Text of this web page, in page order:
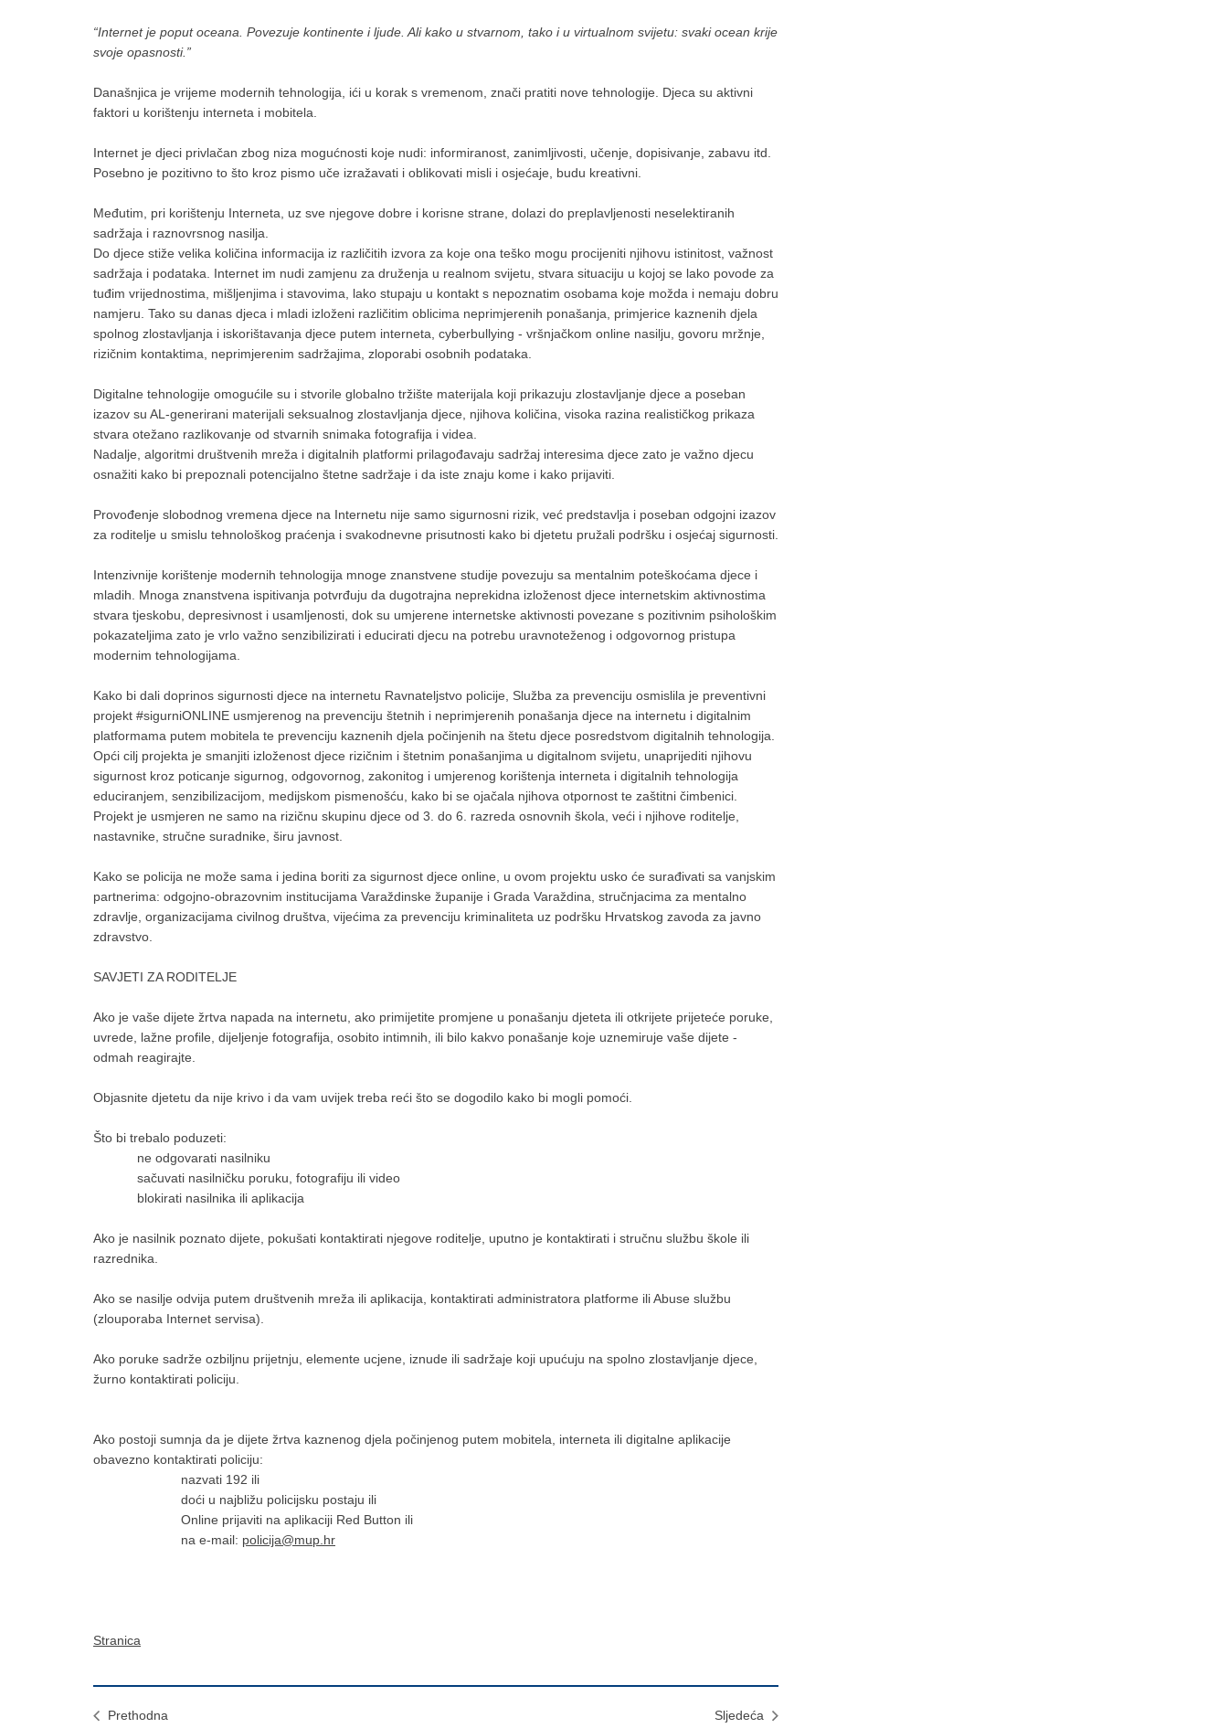
“Internet je poput oceana. Povezuje kontinente i ljude. Ali kako u stvarnom, tako i u virtualnom svijetu: svaki ocean krije
svoje opasnosti.”
Današnjica je vrijeme modernih tehnologija, ići u korak s vremenom, znači pratiti nove tehnologije. Djeca su aktivni
faktori u korištenju interneta i mobitela.
Internet je djeci privlačan zbog niza mogućnosti koje nudi: informiranost, zanimljivosti, učenje, dopisivanje, zabavu itd.
Posebno je pozitivno to što kroz pismo uče izražavati i oblikovati misli i osjećaje, budu kreativni.
Međutim, pri korištenju Interneta, uz sve njegove dobre i korisne strane, dolazi do preplavljenosti neselektiranih
sadržaja i raznovrsnog nasilja.
Do djece stiže velika količina informacija iz različitih izvora za koje ona teško mogu procijeniti njihovu istinitost, važnost
sadržaja i podataka. Internet im nudi zamjenu za druženja u realnom svijetu, stvara situaciju u kojoj se lako povode za
tuđim vrijednostima, mišljenjima i stavovima, lako stupaju u kontakt s nepoznatim osobama koje možda i nemaju dobru
namjeru. Tako su danas djeca i mladi izloženi različitim oblicima neprimjerenih ponašanja, primjerice kaznenih djela
spolnog zlostavljanja i iskorištavanja djece putem interneta, cyberbullying - vršnjačkom online nasilju, govoru mržnje,
rizičnim kontaktima, neprimjerenim sadržajima, zloporabi osobnih podataka.
Digitalne tehnologije omogućile su i stvorile globalno tržište materijala koji prikazuju zlostavljanje djece a poseban
izazov su AL-generirani materijali seksualnog zlostavljanja djece, njihova količina, visoka razina realističkog prikaza
stvara otežano razlikovanje od stvarnih snimaka fotografija i videa.
Nadalje, algoritmi društvenih mreža i digitalnih platformi prilagođavaju sadržaj interesima djece zato je važno djecu
osnažiti kako bi prepoznali potencijalno štetne sadržaje i da iste znaju kome i kako prijaviti.
Provođenje slobodnog vremena djece na Internetu nije samo sigurnosni rizik, već predstavlja i poseban odgojni izazov
za roditelje u smislu tehnološkog praćenja i svakodnevne prisutnosti kako bi djetetu pružali podršku i osjećaj sigurnosti.
Intenzivnije korištenje modernih tehnologija mnoge znanstvene studije povezuju sa mentalnim poteškoćama djece i
mladih. Mnoga znanstvena ispitivanja potvrđuju da dugotrajna neprekidna izloženost djece internetskim aktivnostima
stvara tjeskobu, depresivnost i usamljenosti, dok su umjerene internetske aktivnosti povezane s pozitivnim psihološkim
pokazateljima zato je vrlo važno senzibilizirati i educirati djecu na potrebu uravnoteženog i odgovornog pristupa
modernim tehnologijama.
Kako bi dali doprinos sigurnosti djece na internetu Ravnateljstvo policije, Služba za prevenciju osmislila je preventivni
projekt #sigurniONLINE usmjerenog na prevenciju štetnih i neprimjerenih ponašanja djece na internetu i digitalnim
platformama putem mobitela te prevenciju kaznenih djela počinjenih na štetu djece posredstvom digitalnih tehnologija.
Opći cilj projekta je smanjiti izloženost djece rizičnim i štetnim ponašanjima u digitalnom svijetu, unaprijediti njihovu
sigurnost kroz poticanje sigurnog, odgovornog, zakonitog i umjerenog korištenja interneta i digitalnih tehnologija
educiranjem, senzibilizacijom, medijskom pismenošću, kako bi se ojačala njihova otpornost te zaštitni čimbenici.
Projekt je usmjeren ne samo na rizičnu skupinu djece od 3. do 6. razreda osnovnih škola, veći i njihove roditelje,
nastavnike, stručne suradnike, širu javnost.
Kako se policija ne može sama i jedina boriti za sigurnost djece online, u ovom projektu usko će surađivati sa vanjskim
partnerima: odgojno-obrazovnim institucijama Varaždinske županije i Grada Varaždina, stručnjacima za mentalno
zdravlje, organizacijama civilnog društva, vijećima za prevenciju kriminaliteta uz podršku Hrvatskog zavoda za javno
zdravstvo.
SAVJETI ZA RODITELJE
Ako je vaše dijete žrtva napada na internetu, ako primijetite promjene u ponašanju djeteta ili otkrijete prijeteće poruke,
uvrede, lažne profile, dijeljenje fotografija, osobito intimnih, ili bilo kakvo ponašanje koje uznemiruje vaše dijete -
odmah reagirajte.
Objasnite djetetu da nije krivo i da vam uvijek treba reći što se dogodilo kako bi mogli pomoći.
Što bi trebalo poduzeti:
ne odgovarati nasilniku
sačuvati nasilničku poruku, fotografiju ili video
blokirati nasilnika ili aplikacija
Ako je nasilnik poznato dijete, pokušati kontaktirati njegove roditelje, uputno je kontaktirati i stručnu službu škole ili
razrednika.
Ako se nasilje odvija putem društvenih mreža ili aplikacija, kontaktirati administratora platforme ili Abuse službu
(zlouporaba Internet servisa).
Ako poruke sadrže ozbiljnu prijetnju, elemente ucjene, iznude ili sadržaje koji upućuju na spolno zlostavljanje djece,
žurno kontaktirati policiju.
Ako postoji sumnja da je dijete žrtva kaznenog djela počinjenog putem mobitela, interneta ili digitalne aplikacije
obavezno kontaktirati policiju:
nazvati 192 ili
doći u najbližu policijsku postaju ili
Online prijaviti na aplikaciji Red Button ili
na e-mail: policija@mup.hr
Stranica
Prethodna
Sljedeća